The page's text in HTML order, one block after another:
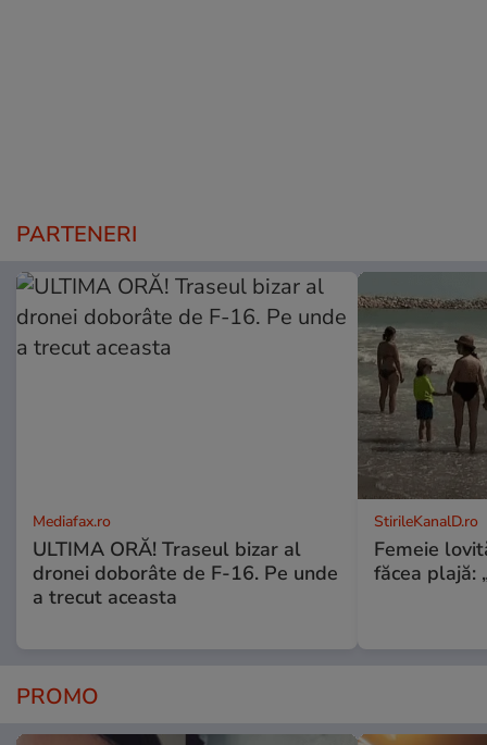
PARTENERI
Mediafax.ro
ULTIMA ORĂ! Traseul bizar al
dronei doborâte de F-16. Pe unde
a trecut aceasta
StirileKanalD.ro
Femeie
făcea plajă:
PROMO